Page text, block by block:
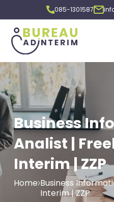
085-1301587
Business
Analist |
Interim | ZZP
Home Business
Interim | ZZP